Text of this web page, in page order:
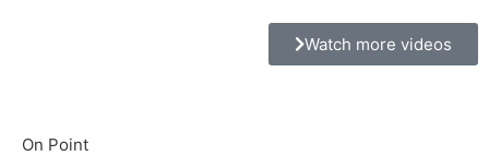
Watch more videos
On Point